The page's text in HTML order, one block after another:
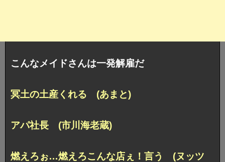
こんなメイドさんは一発解雇だ
冥土の土産くれる (あまと)
アパ社長 (市川海老蔵)
燃えろぉ…燃えろこんな店ぇ！言う (ヌッツ